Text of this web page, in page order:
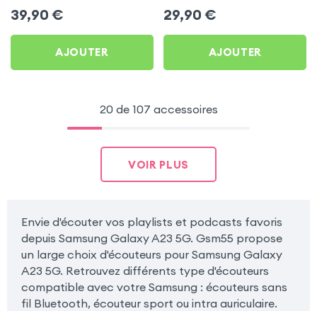
39,90 €
AJOUTER
29,90 €
AJOUTER
20 de 107 accessoires
VOIR PLUS
Envie d'écouter vos playlists et podcasts favoris
depuis Samsung Galaxy A23 5G. Gsm55 propose
un large choix d'écouteurs pour Samsung Galaxy
A23 5G. Retrouvez différents type d'écouteurs
compatible avec votre Samsung : écouteurs sans
fil Bluetooth, écouteur sport ou intra auriculaire.